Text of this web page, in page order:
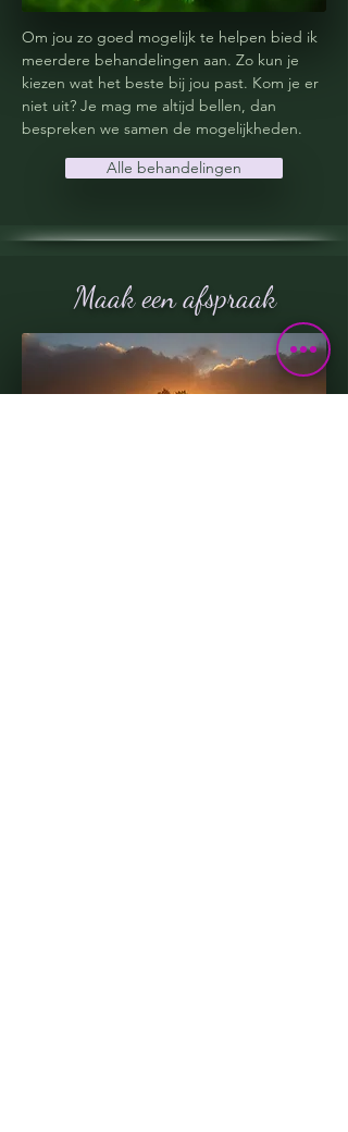
Om jou zo goed mogelijk te helpen bied ik
meerdere behandelingen aan. Zo kun je
kiezen wat het beste bij jou past. Kom je er
niet uit? Je mag me altijd bellen, dan
bespreken we samen de mogelijkheden.
Alle behandelingen
Maak een afspraak